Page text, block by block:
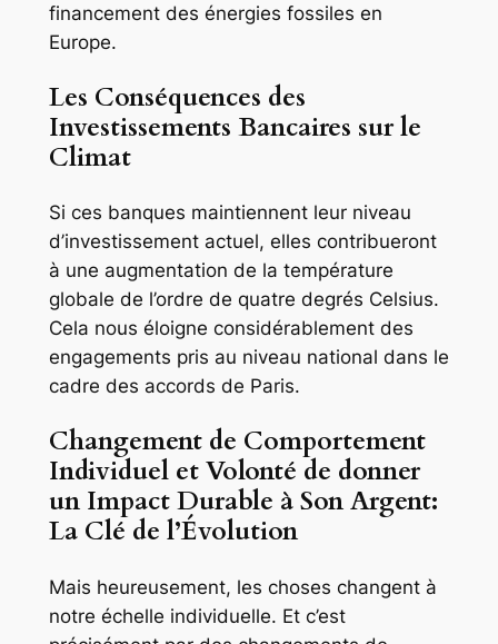
financement des énergies fossiles en
Europe.
Les Conséquences des
Investissements Bancaires sur le
Climat
Si ces banques maintiennent leur niveau
d’investissement actuel, elles contribueront
à une augmentation de la température
globale de l’ordre de quatre degrés Celsius.
Cela nous éloigne considérablement des
engagements pris au niveau national dans le
cadre des accords de Paris.
Changement de Comportement
Individuel et Volonté de donner
un Impact Durable à Son Argent:
La Clé de l’Évolution
Mais heureusement, les choses changent à
notre échelle individuelle. Et c’est